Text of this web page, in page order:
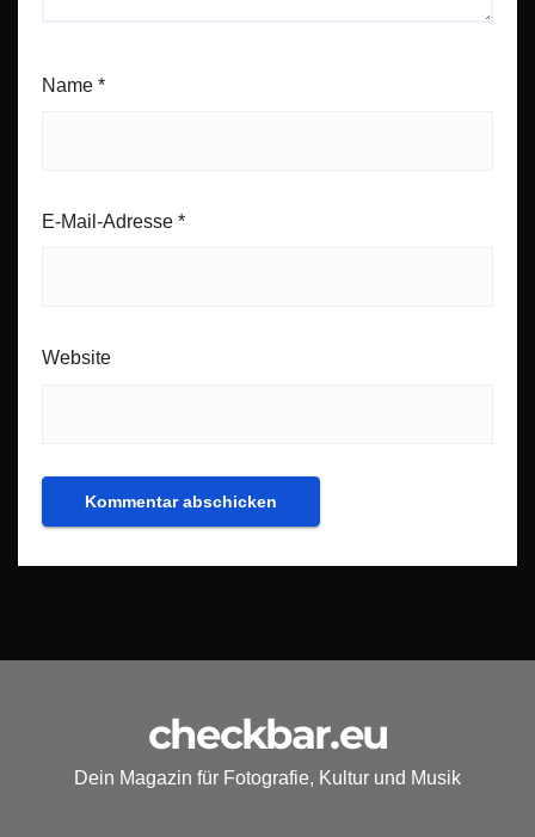
Name *
E-Mail-Adresse *
Website
checkbar.eu
Dein Magazin für Fotografie, Kultur und Musik